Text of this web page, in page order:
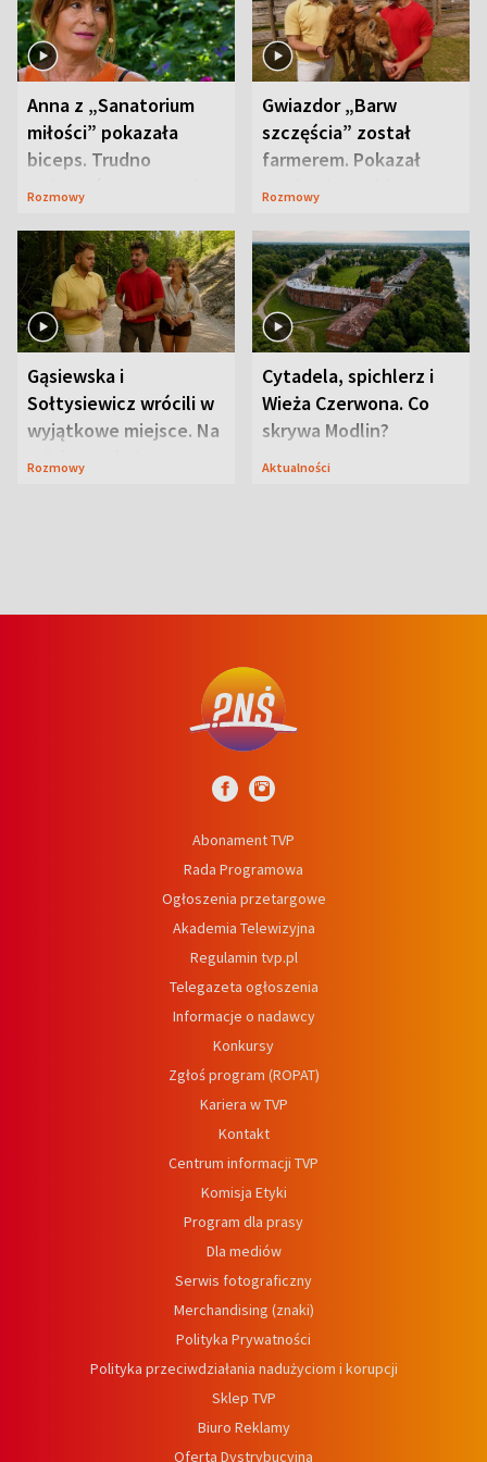
Anna z „Sanatorium
miłości” pokazała
biceps. Trudno
uwierzyć, co przeszła
Rozmowy
Gwiazdor „Barw
szczęścia” został
farmerem. Pokazał
swoje niezwykłe
Rozmowy
Gąsiewska i
Sołtysiewicz wrócili w
wyjątkowe miejsce. Na
szlaku czekał
Rozmowy
Cytadela, spichlerz i
Wieża Czerwona. Co
skrywa Modlin?
Aktualności
Abonament TVP
Rada Programowa
Ogłoszenia przetargowe
Akademia Telewizyjna
Regulamin tvp.pl
Telegazeta ogłoszenia
Informacje o nadawcy
Konkursy
Zgłoś program (ROPAT)
Kariera w TVP
Kontakt
Centrum informacji TVP
Komisja Etyki
Program dla prasy
Dla mediów
Serwis fotograficzny
Merchandising (znaki)
Polityka Prywatności
Polityka przeciwdziałania nadużyciom i korupcji
Sklep TVP
Biuro Reklamy
Oferta Dystrybucyjna